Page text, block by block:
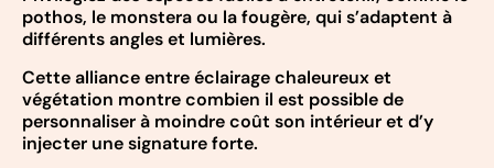
pothos, le monstera ou la fougère, qui s’adaptent à
différents angles et lumières.
Cette alliance entre éclairage chaleureux et
végétation montre combien il est possible de
personnaliser à moindre coût son intérieur et d’y
injecter une signature forte.